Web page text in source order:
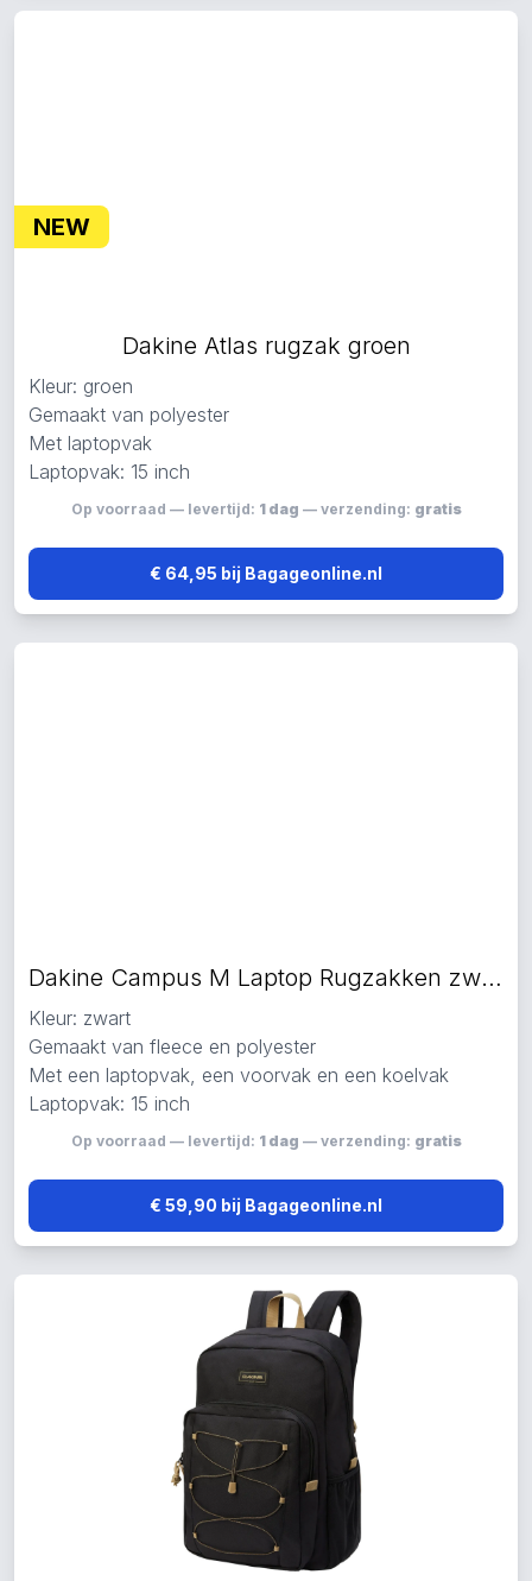
NEW
Dakine Atlas rugzak groen
Kleur: groen
Gemaakt van polyester
Met laptopvak
Laptopvak: 15 inch
Op voorraad — levertijd: 1 dag — verzending: gratis
€ 64,95 bij Bagageonline.nl
Dakine Campus M Laptop Rugzakken zwart
Kleur: zwart
Gemaakt van fleece en polyester
Met een laptopvak, een voorvak en een koelvak
Laptopvak: 15 inch
Op voorraad — levertijd: 1 dag — verzending: gratis
€ 59,90 bij Bagageonline.nl